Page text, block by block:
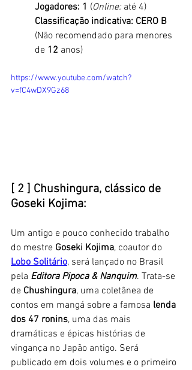
Jogadores: 1 (Online: até 4)
Classificação indicativa: CERO B
(Não recomendado para menores
de 12 anos)
https://www.youtube.com/watch?
v=fC4wDX9Gz68
[ 2 ] Chushingura, clássico de
Goseki Kojima:
Um antigo e pouco conhecido trabalho
do mestre Goseki Kojima, coautor do
Lobo Solitário, será lançado no Brasil
pela Editora Pipoca & Nanquim. Trata-se
de Chushingura, uma coletânea de
contos em mangá sobre a famosa lenda
dos 47 ronins, uma das mais
dramáticas e épicas histórias de
vingança no Japão antigo. Será
publicado em dois volumes e o primeiro